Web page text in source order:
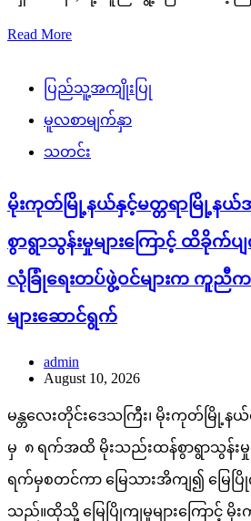
Read More
ပြည်သူ့အကျိုးပြု
မူလစာမျက်နှာ
သတင်း
မိုးကုတ်မြို့နယ်နှင့်မတ္တရာမြို့န
စွာရွာသွန်းမှုများကြောင့် ထိခိုက်ပျ
လုံခြုံရေးတပ်ဖွဲ့ဝင်များက ကူညီ
များဆောင်ရွက်
admin
August 10, 2026
မန္တလေးတိုင်းဒေသကြီး၊ မိုးကုတ်မ
မှ ၈ ရက်အထိ မိုးသည်းထန်စွာရွာသွန်း
ရက်မှစတင်ကာ မြေသားအိကျ၍ မြေပြိုက
သည်။ထိုသို့ မြေပြိုကျမှုများကြောင့် မို